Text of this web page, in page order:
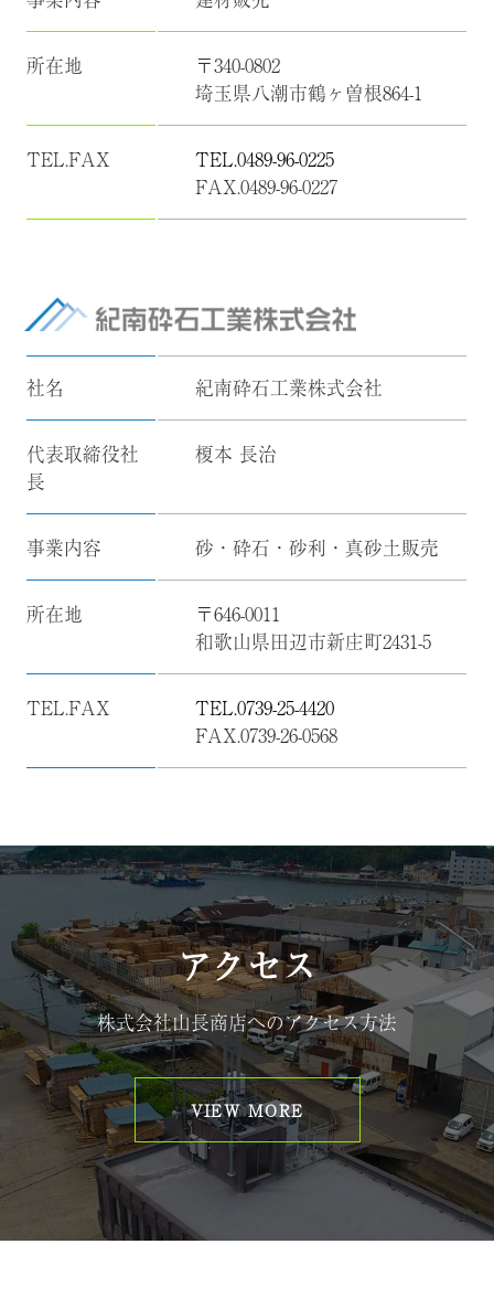
所在地
〒340-0802
埼玉県八潮市鶴ヶ曽根864-1
TEL.FAX
TEL.0489-96-0225
FAX.0489-96-0227
社名 紀南砕石工業株式会社
代表取締役社
長
榎本 長治
事業内容 砂・砕石・砂利・真砂土販売
所在地
〒646-0011
和歌山県田辺市新庄町2431-5
TEL.FAX
TEL.0739-25-4420
FAX.0739-26-0568
アクセス
株式会社山長商店へのアクセス方法
VIEW MORE